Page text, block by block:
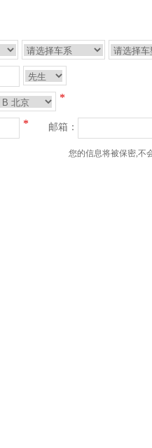
*
* 邮箱：
您的信息将被保密,不